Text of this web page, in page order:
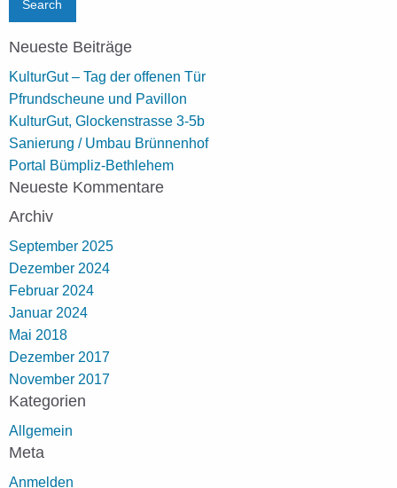
Neueste Beiträge
KulturGut – Tag der offenen Tür
Pfrundscheune und Pavillon
KulturGut, Glockenstrasse 3-5b
Sanierung / Umbau Brünnenhof
Portal Bümpliz-Bethlehem
Neueste Kommentare
Archiv
September 2025
Dezember 2024
Februar 2024
Januar 2024
Mai 2018
Dezember 2017
November 2017
Kategorien
Allgemein
Meta
Anmelden